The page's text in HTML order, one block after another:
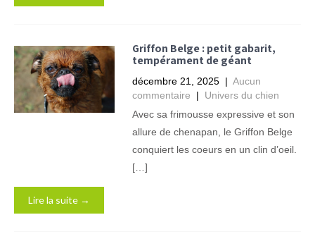
Griffon Belge : petit gabarit,
tempérament de géant
décembre 21, 2025 | Aucun
commentaire
| Univers du chien
Avec sa frimousse expressive et son
allure de chenapan, le Griffon Belge
conquiert les coeurs en un clin d’oeil.
[…]
Lire la suite →